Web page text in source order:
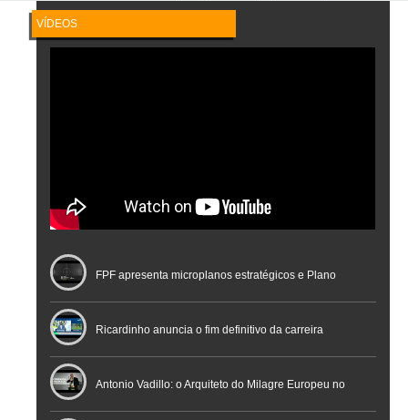
VÍDEOS
FPF apresenta microplanos estratégicos e Plano
Nacional de Arbitragem
Ricardinho anuncia o fim definitivo da carreira
profissional em conferência histórica na Cidade do
Antonio Vadillo: o Arquiteto do Milagre Europeu no